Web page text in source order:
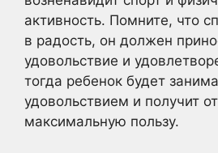
активность. Помните, что
в радость, он должен
удовольствие и
тогда ребенок будет
удовольствием и получит
максимальную пользу.